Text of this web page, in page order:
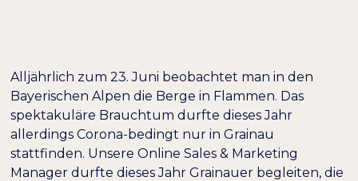
Alljährlich zum 23. Juni beobachtet man in den
Bayerischen Alpen die Berge in Flammen. Das
spektakuläre Brauchtum durfte dieses Jahr
allerdings Corona-bedingt nur in Grainau
stattfinden. Unsere Online Sales & Marketing
Manager durfte dieses Jahr Grainauer begleiten, die